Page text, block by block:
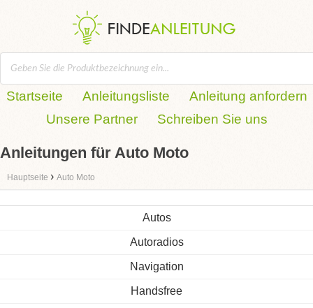
Startseite Anleitungsliste
Anleitung anfordern
Unsere Partner
Schreiben Sie uns
Anleitungen für Auto Moto
Hauptseite › Auto Moto
Autos
Autoradios
Navigation
Handsfree